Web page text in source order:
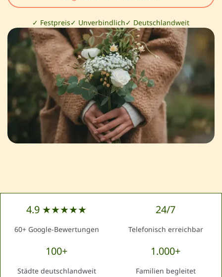
✓ Festpreis✓ Unverbindlich✓ Deutschlandweit
4.9 ★★★★★
60+ Google-Bewertungen
24/7
Telefonisch erreichbar
100+
Städte deutschlandweit
1.000+
Familien begleitet